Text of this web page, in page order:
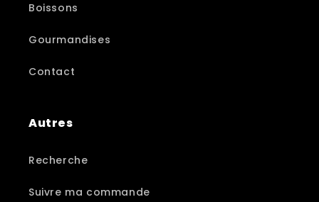
Boissons
Gourmandises
Contact
Autres
Recherche
Suivre ma commande